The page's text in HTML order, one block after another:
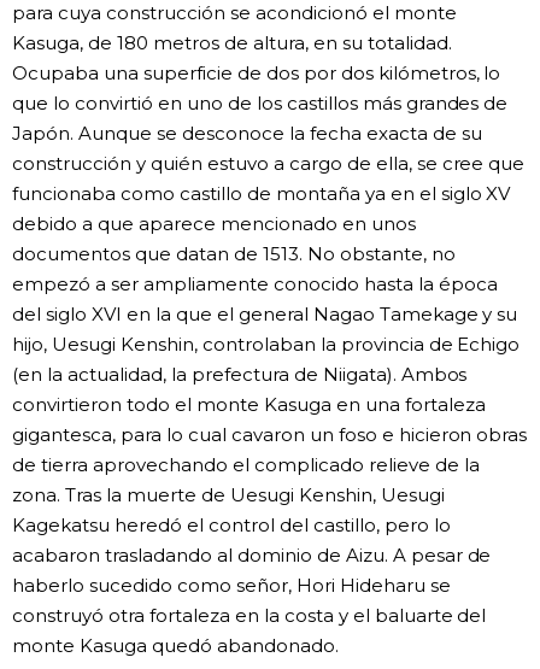
para cuya construcción se acondicionó el monte
Kasuga, de 180 metros de altura, en su totalidad.
Ocupaba una superficie de dos por dos kilómetros, lo
que lo convirtió en uno de los castillos más grandes de
Japón. Aunque se desconoce la fecha exacta de su
construcción y quién estuvo a cargo de ella, se cree que
funcionaba como castillo de montaña ya en el siglo XV
debido a que aparece mencionado en unos
documentos que datan de 1513. No obstante, no
empezó a ser ampliamente conocido hasta la época
del siglo XVI en la que el general Nagao Tamekage y su
hijo, Uesugi Kenshin, controlaban la provincia de Echigo
(en la actualidad, la prefectura de Niigata). Ambos
convirtieron todo el monte Kasuga en una fortaleza
gigantesca, para lo cual cavaron un foso e hicieron obras
de tierra aprovechando el complicado relieve de la
zona. Tras la muerte de Uesugi Kenshin, Uesugi
Kagekatsu heredó el control del castillo, pero lo
acabaron trasladando al dominio de Aizu. A pesar de
haberlo sucedido como señor, Hori Hideharu se
construyó otra fortaleza en la costa y el baluarte del
monte Kasuga quedó abandonado.